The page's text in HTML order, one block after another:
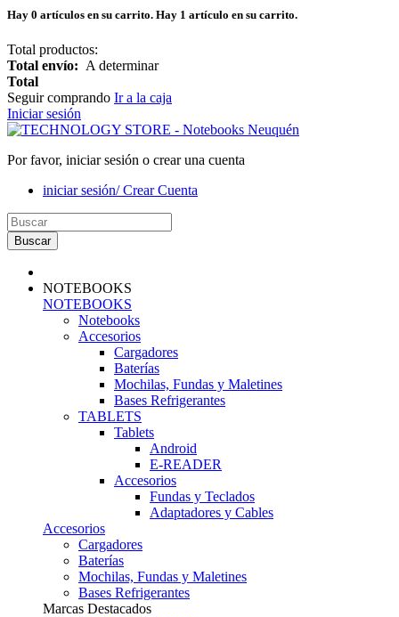
Hay 0 artículos en su carrito. Hay 1 artículo en su carrito.
Total productos:
Total envío: A determinar
Total
Seguir comprando Ir a la caja
Iniciar sesión
Por favor, iniciar sesión o crear una cuenta
iniciar sesión/ Crear Cuenta
Buscar
NOTEBOOKS
NOTEBOOKS
Notebooks
Accesorios
Cargadores
Baterías
Mochilas, Fundas y Maletines
Bases Refrigerantes
TABLETS
Tablets
Android
E-READER
Accesorios
Fundas y Teclados
Adaptadores y Cables
Accesorios
Cargadores
Baterías
Mochilas, Fundas y Maletines
Bases Refrigerantes
Marcas Destacados